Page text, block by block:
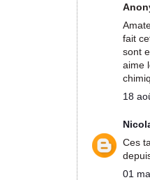
fait
sont
aime
18
Ces
01